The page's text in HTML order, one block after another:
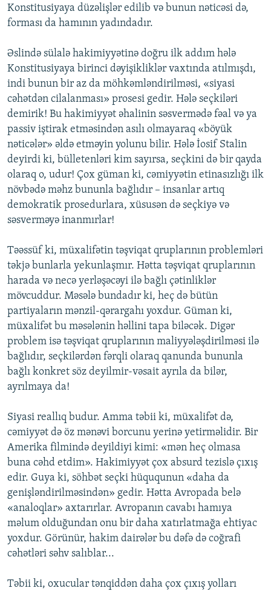
Konstitusiyaya düzəlişlər edilib və bunun nəticəsi də,
forması da hamının yadındadır.
Əslində sülalə hakimiyyətinə doğru ilk addım hələ
Konstitusiyaya birinci dəyişikliklər vaxtında atılmışdı,
indi bunun bir az da möhkəmləndirilməsi, «siyasi
cəhətdən cilalanması» prosesi gedir. Hələ seçkiləri
demirik! Bu hakimiyyət əhalinin səsvermədə fəal və ya
passiv iştirak etməsindən asılı olmayaraq «böyük
nəticələr» əldə etməyin yolunu bilir. Hələ İosif Stalin
deyirdi ki, bülletenləri kim sayırsa, seçkini də bir qayda
olaraq o, udur! Çox güman ki, cəmiyyətin etinasızlığı ilk
növbədə məhz bununla bağlıdır – insanlar artıq
demokratik prosedurlara, xüsusən də seçkiyə və
səsverməyə inanmırlar!
Təəssüf ki, müxalifətin təşviqat qruplarının problemləri
təkjə bunlarla yekunlaşmır. Hətta təşviqat qruplarının
harada və necə yerləşəcəyi ilə bağlı çətinliklər
mövcuddur. Məsələ bundadır ki, heç də bütün
partiyaların mənzil-qərargahı yoxdur. Güman ki,
müxalifət bu məsələnin həllini tapa biləcək. Digər
problem isə təşviqat qruplarının maliyyələşdirilməsi ilə
bağlıdır, seçkilərdən fərqli olaraq qanunda bununla
bağlı konkret söz deyilmir-vəsait ayrıla da bilər,
ayrılmaya da!
Siyasi reallıq budur. Amma təbii ki, müxalifət də,
cəmiyyət də öz mənəvi borcunu yerinə yetirməlidir. Bir
Amerika filmində deyildiyi kimi: «mən heç olmasa
buna cəhd etdim». Hakimiyyət çox absurd tezislə çıxış
edir. Guya ki, söhbət seçki hüququnun «daha da
genişləndirilməsindən» gedir. Hətta Avropada belə
«analoqlar» axtarırlar. Avropanın cavabı hamıya
məlum olduğundan onu bir daha xatırlatmağa ehtiyac
yoxdur. Görünür, hakim dairələr bu dəfə də coğrafi
cəhətləri səhv salıblar...
Təbii ki, oxucular tənqiddən daha çox çıxış yolları